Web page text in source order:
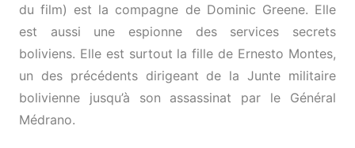
du film) est la compagne de Dominic Greene. Elle
est aussi une espionne des services secrets
boliviens. Elle est surtout la fille de Ernesto Montes,
un des précédents dirigeant de la Junte militaire
bolivienne jusqu’à son assassinat par le Général
Médrano.